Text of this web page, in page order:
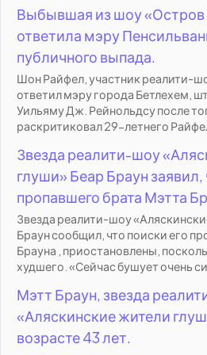
Выбывшая из шоу «Остров
ответила мэру
публичного выпада.
Шон Райфел, участник реалити-
ответил мэру города Бетлехем,
Уильяму Дж. Рейнольдсу после
раскритиковал 29-летнего
Звезда реалити-шоу
глуши» Беар Браун заявил,
пропавшего брата Мэтта
Звезда реалити-шоу
Браун сообщил, что поиски его
Брауна , приостановлены,
худшего. «Сейчас бушует очень
Мэтт Браун, звезда
«Аляскинские жители
возрасте 43 лет.